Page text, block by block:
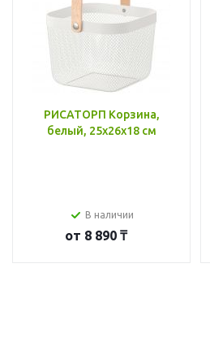
РИСАТОРП Корзина,
белый, 25x26x18 см
В наличии
от 8 890 ₸